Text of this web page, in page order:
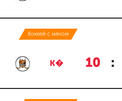
Хоккей с мячом
К� 10 :